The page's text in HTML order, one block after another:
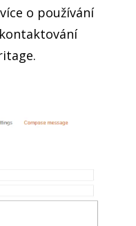
o používání